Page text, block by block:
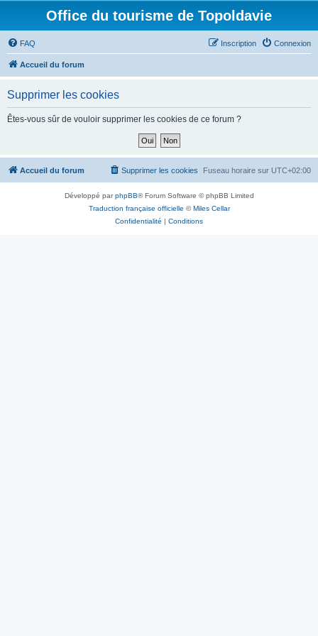
Office du tourisme de Topoldavie
FAQ Connexion
Inscription
Accueil du forum
Supprimer les cookies
Êtes-vous sûr de vouloir supprimer les cookies de ce forum ?
Accueil du forum Fuseau horaire sur UTC+02:00
Supprimer les cookies
Développé parphpBB® Forum Software © phpBB Limited
Traduction française officielle ©Miles Cellar
Confidentialité | Conditions